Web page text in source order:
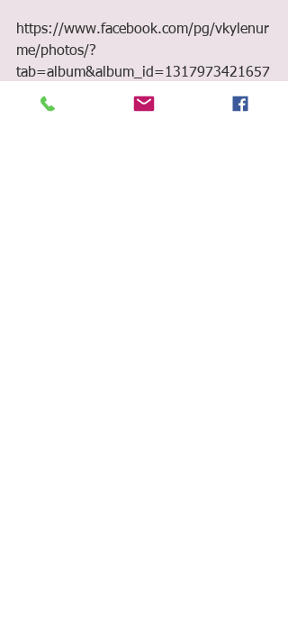
https://www.facebook.com/pg/vkylenur
me/photos/?
tab=album&album_id=1317973421657